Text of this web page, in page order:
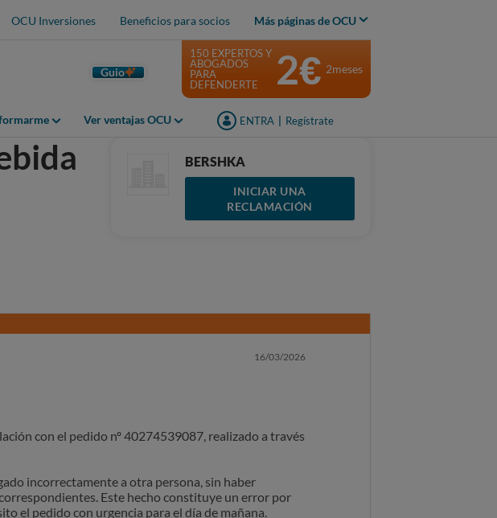
OCU Inversiones Beneficios para socios Más páginas de OCU
Guio
Ver ventajas OCU ENTRA Regístrate
150 EXPERTOS Y
ABOGADOS
PARA
DEFENDERTE
2€ 2meses
BERSHKA
INICIAR UNA
RECLAMACIÓN
16/03/2026
con el pedido nº 40274539087, realizado a través
incorrectamente a otra persona, sin haber
Este hecho constituye un error por
el pedido con urgencia para el día de mañana.